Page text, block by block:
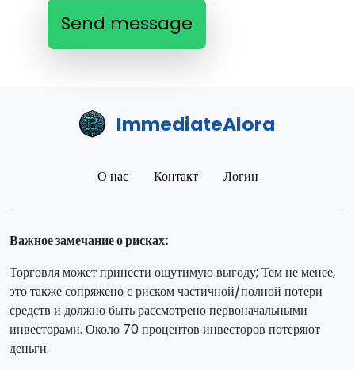
Send message
ImmediateAlora
О нас Контакт Логин
Важное замечание о рисках:
Торговля может принести ощутимую выгоду; Тем не менее,
это также сопряжено с риском частичной/полной потери
средств и должно быть рассмотрено первоначальными
инвесторами. Около 70 процентов инвесторов потеряют
деньги.